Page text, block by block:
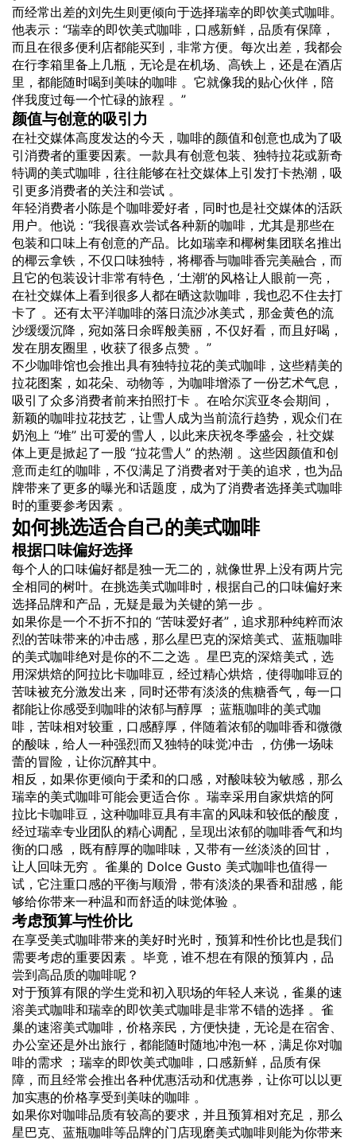
而经常出差的刘先生则更倾向于选择瑞幸的即饮美式咖啡。
他表示：“瑞幸的即饮美式咖啡，口感新鲜，品质有保障，
而且在很多便利店都能买到，非常方便。每次出差，我都会
在行李箱里备上几瓶，无论是在机场、高铁上，还是在酒店
里，都能随时喝到美味的咖啡 。它就像我的贴心伙伴，陪
伴我度过每一个忙碌的旅程 。”
颜值与创意的吸引力
在社交媒体高度发达的今天，咖啡的颜值和创意也成为了吸
引消费者的重要因素。一款具有创意包装、独特拉花或新奇
特调的美式咖啡，往往能够在社交媒体上引发打卡热潮，吸
引更多消费者的关注和尝试 。
年轻消费者小陈是个咖啡爱好者，同时也是社交媒体的活跃
用户。他说：“我很喜欢尝试各种新的咖啡，尤其是那些在
包装和口味上有创意的产品。比如瑞幸和椰树集团联名推出
的椰云拿铁，不仅口味独特，将椰香与咖啡香完美融合，而
且它的包装设计非常有特色，‘土潮’的风格让人眼前一亮，
在社交媒体上看到很多人都在晒这款咖啡，我也忍不住去打
卡了 。还有太平洋咖啡的落日流沙冰美式，那金黄色的流
沙缓缓沉降，宛如落日余晖般美丽，不仅好看，而且好喝，
发在朋友圈里，收获了很多点赞 。”
不少咖啡馆也会推出具有独特拉花的美式咖啡，这些精美的
拉花图案，如花朵、动物等，为咖啡增添了一份艺术气息，
吸引了众多消费者前来拍照打卡 。在哈尔滨亚冬会期间，
新颖的咖啡拉花技艺，让雪人成为当前流行趋势，观众们在
奶泡上 “堆” 出可爱的雪人，以此来庆祝冬季盛会，社交媒
体上更是掀起了一股 “拉花雪人” 的热潮 。这些因颜值和创
意而走红的咖啡，不仅满足了消费者对于美的追求，也为品
牌带来了更多的曝光和话题度，成为了消费者选择美式咖啡
时的重要参考因素 。
如何挑选适合自己的美式咖啡
根据口味偏好选择
每个人的口味偏好都是独一无二的，就像世界上没有两片完
全相同的树叶。在挑选美式咖啡时，根据自己的口味偏好来
选择品牌和产品，无疑是最为关键的第一步 。
如果你是一个不折不扣的 “苦味爱好者”，追求那种纯粹而浓
烈的苦味带来的冲击感，那么星巴克的深焙美式、蓝瓶咖啡
的美式咖啡绝对是你的不二之选 。星巴克的深焙美式，选
用深烘焙的阿拉比卡咖啡豆，经过精心烘焙，使得咖啡豆的
苦味被充分激发出来，同时还带有淡淡的焦糖香气，每一口
都能让你感受到咖啡的浓郁与醇厚 ；蓝瓶咖啡的美式咖
啡，苦味相对较重，口感醇厚，伴随着浓郁的咖啡香和微微
的酸味，给人一种强烈而又独特的味觉冲击 ，仿佛一场味
蕾的冒险，让你沉醉其中。
相反，如果你更倾向于柔和的口感，对酸味较为敏感，那么
瑞幸的美式咖啡可能会更适合你 。瑞幸采用自家烘焙的阿
拉比卡咖啡豆，这种咖啡豆具有丰富的风味和较低的酸度，
经过瑞幸专业团队的精心调配，呈现出浓郁的咖啡香气和均
衡的口感 ，既有醇厚的咖啡味，又带有一丝淡淡的回甘，
让人回味无穷 。雀巢的 Dolce Gusto 美式咖啡也值得一
试，它注重口感的平衡与顺滑，带有淡淡的果香和甜感，能
够给你带来一种温和而舒适的味觉体验 。
考虑预算与性价比
在享受美式咖啡带来的美好时光时，预算和性价比也是我们
需要考虑的重要因素 。毕竟，谁不想在有限的预算内，品
尝到高品质的咖啡呢？
对于预算有限的学生党和初入职场的年轻人来说，雀巢的速
溶美式咖啡和瑞幸的即饮美式咖啡是非常不错的选择 。雀
巢的速溶美式咖啡，价格亲民，方便快捷，无论是在宿舍、
办公室还是外出旅行，都能随时随地冲泡一杯，满足你对咖
啡的需求 ；瑞幸的即饮美式咖啡，口感新鲜，品质有保
障，而且经常会推出各种优惠活动和优惠券，让你可以以更
加实惠的价格享受到美味的咖啡 。
如果你对咖啡品质有较高的要求，并且预算相对充足，那么
星巴克、蓝瓶咖啡等品牌的门店现磨美式咖啡则能为你带来